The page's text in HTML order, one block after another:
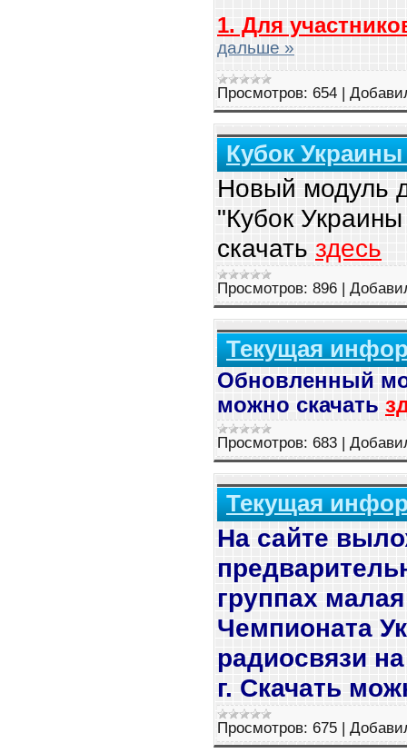
1. Для
дальше »
Просмотров: 654 |
Кубок Украины
Новый модуль
"Кубок
скачать здесь
Просмотров: 896 |
Текущая
Обновленный
можно скачать
Просмотров: 683 |
Текущая
На сайте
группах
Чемпионата
радиосвязи
г. Скачать
Просмотров: 675 |